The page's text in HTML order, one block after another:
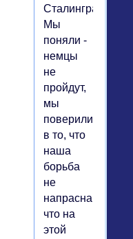
Сталинград!
Мы
поняли -
немцы
не
пройдут,
мы
поверили
в то, что
наша
борьба
не
напрасна,
что на
этой